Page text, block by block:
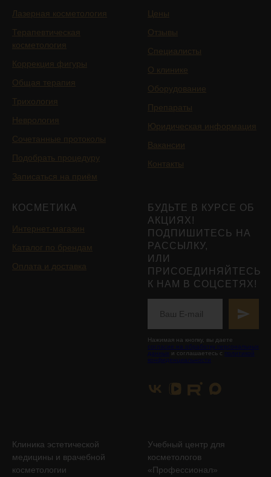
Лазерная косметология
Терапевтическая
косметология
Коррекция фигуры
Общая терапия
Трихология
Неврология
Сочетанные протоколы
Подобрать процедуру
Записаться на приём
Цены
Отзывы
Специалисты
О клинике
Оборудование
Препараты
Юридическая информация
Вакансии
Контакты
КОСМЕТИКА
Интернет-магазин
Каталог по брендам
Оплата и доставка
БУДЬТЕ В КУРСЕ ОБ
АКЦИЯХ!
ПОДПИШИТЕСЬ НА
РАССЫЛКУ,
ИЛИ
ПРИСОЕДИНЯЙТЕСЬ
К НАМ В СОЦСЕТЯХ!
Нажимая на кнопку, вы даете
согласие на обработку персональных
данных и соглашаетесь с политикой
конфиденциальности
Клиника эстетической
медицины и врачебной
косметологии
Учебный центр для
косметологов
«Профессионал»